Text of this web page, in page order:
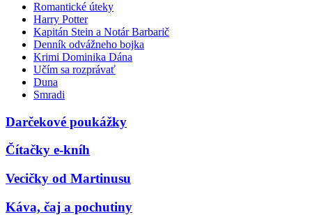
Romantické úteky
Harry Potter
Kapitán Stein a Notár Barbarič
Denník odvážneho bojka
Krimi Dominika Dána
Učím sa rozprávať
Duna
Smradi
Darčekové poukážky
Čítačky e-kníh
Vecičky od Martinusu
Káva, čaj a pochutiny